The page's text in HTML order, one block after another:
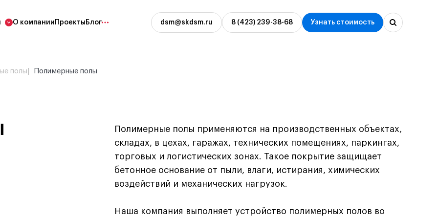
конструкции
Монтаж металлоконструкций под
ключ
О компании Проекты Блог dsm@skdsm.ru 8 (423) 239-38-68 Узнать стоимость
полы Полимерные полы
Полимерные полы применяются на производственных объектах,
складах, в цехах, гаражах, технических помещениях, паркингах,
торговых и логистических зонах. Такое покрытие защищает
бетонное основание от пыли, влаги, истирания, химических
воздействий и механических нагрузок.
Наша компания выполняет устройство полимерных полов во